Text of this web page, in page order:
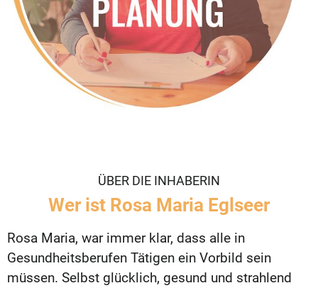
ÜBER DIE INHABERIN
Wer ist Rosa Maria Eglseer
Rosa Maria, war immer klar, dass alle in
Gesundheitsberufen Tätigen ein Vorbild sein
müssen. Selbst glücklich, gesund und strahlend